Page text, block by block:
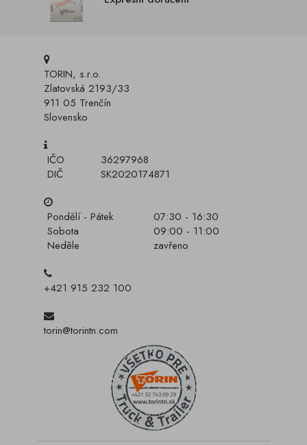
TORIN, s.r.o.
Zlatovská 2193/33
911 05 Trenčín
Slovensko
IČO
36297968
DIČ
SK2020174871
Pondělí - Pátek
07:30 - 16:30
Sobota
09:00 - 11:00
Neděle
zavřeno
+421 915 232 100
torin@torintn.com